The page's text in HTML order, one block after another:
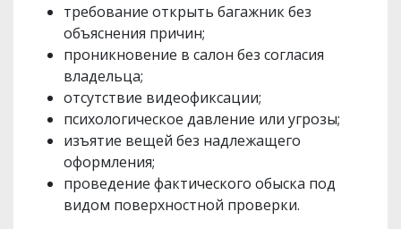
требование открыть багажник без
объяснения причин;
проникновение в салон без согласия
владельца;
отсутствие видеофиксации;
психологическое давление или угрозы;
изъятие вещей без надлежащего
оформления;
проведение фактического обыска под
видом поверхностной проверки.